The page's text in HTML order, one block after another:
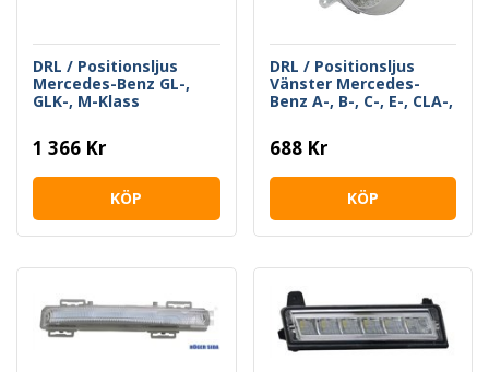
DRL / Positionsljus
Mercedes-Benz GL-,
GLK-, M-Klass
1 366 Kr
KÖP
DRL / Positionsljus
Vänster Mercedes-
Benz A-, B-, C-, E-, CLA-,
688 Kr
KÖP